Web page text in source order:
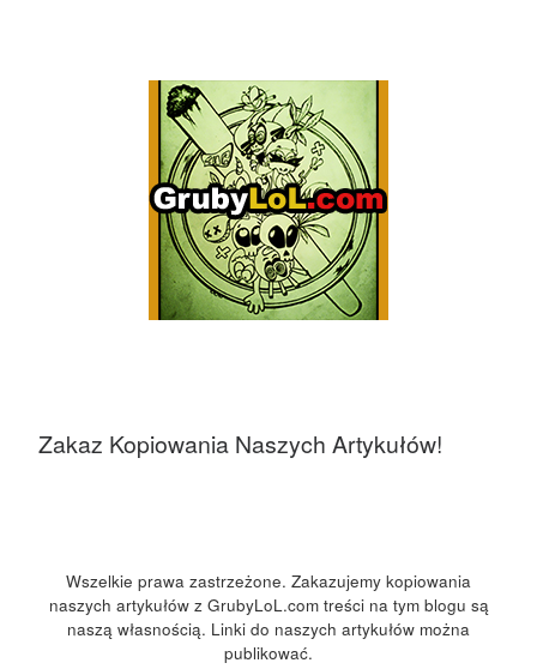
Zakaz Kopiowania Naszych Artykułów!
Wszelkie prawa zastrzeżone. Zakazujemy kopiowania
naszych artykułów z GrubyLoL.com treści na tym blogu są
naszą własnością. Linki do naszych artykułów można
publikować.